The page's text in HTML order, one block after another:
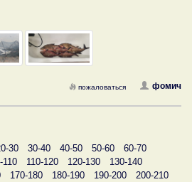
фомич
пожаловаться
30 30-40 40-50 50-60
60-70
110 110-120 120-130
130-140
170-180 180-190 190-200
200-210